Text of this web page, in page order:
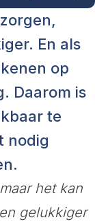
En als
op
Daarom is
te
nodig
het kan
gelukkiger